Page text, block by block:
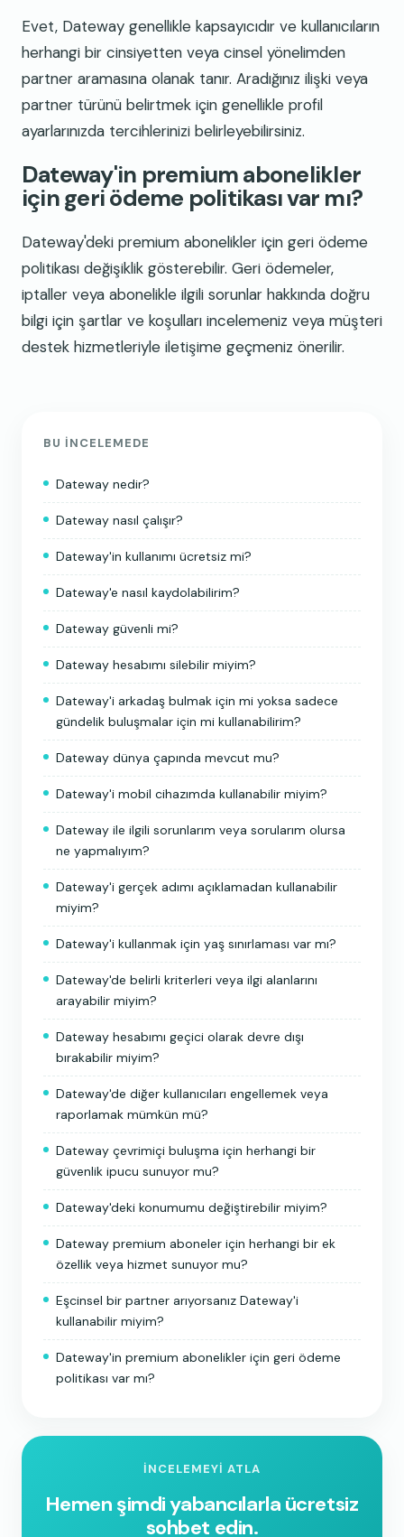
Evet, Dateway genellikle kapsayıcıdır ve kullanıcıların
herhangi bir cinsiyetten veya cinsel yönelimden
partner aramasına olanak tanır. Aradığınız ilişki veya
partner türünü belirtmek için genellikle profil
ayarlarınızda tercihlerinizi belirleyebilirsiniz.
Dateway'in premium abonelikler
için geri ödeme politikası var mı?
Dateway'deki premium abonelikler için geri ödeme
politikası değişiklik gösterebilir. Geri ödemeler,
iptaller veya abonelikle ilgili sorunlar hakkında doğru
bilgi için şartlar ve koşulları incelemeniz veya müşteri
destek hizmetleriyle iletişime geçmeniz önerilir.
BU INCELEMEDE
Dateway nedir?
Dateway nasıl çalışır?
Dateway'in kullanımı ücretsiz mi?
Dateway'e nasıl kaydolabilirim?
Dateway güvenli mi?
Dateway hesabımı silebilir miyim?
Dateway'i arkadaş bulmak için mi yoksa sadece
gündelik buluşmalar için mi kullanabilirim?
Dateway dünya çapında mevcut mu?
Dateway'i mobil cihazımda kullanabilir miyim?
Dateway ile ilgili sorunlarım veya sorularım olursa
ne yapmalıyım?
Dateway'i gerçek adımı açıklamadan kullanabilir
miyim?
Dateway'i kullanmak için yaş sınırlaması var mı?
Dateway'de belirli kriterleri veya ilgi alanlarını
arayabilir miyim?
Dateway hesabımı geçici olarak devre dışı
bırakabilir miyim?
Dateway'de diğer kullanıcıları engellemek veya
raporlamak mümkün mü?
Dateway çevrimiçi buluşma için herhangi bir
güvenlik ipucu sunuyor mu?
Dateway'deki konumumu değiştirebilir miyim?
Dateway premium aboneler için herhangi bir ek
özellik veya hizmet sunuyor mu?
Eşcinsel bir partner arıyorsanız Dateway'i
kullanabilir miyim?
Dateway'in premium abonelikler için geri ödeme
politikası var mı?
İNCELEMEYI ATLA
Hemen şimdi yabancılarla ücretsiz
sohbet edin.